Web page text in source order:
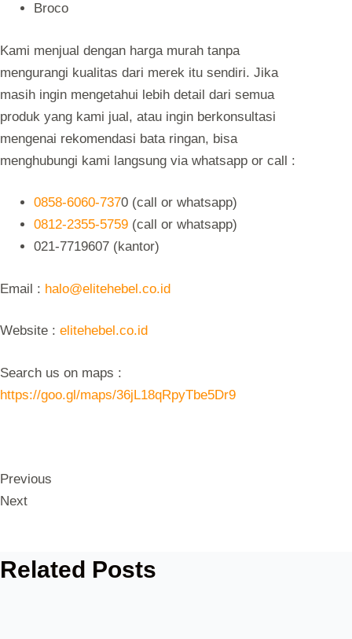
Broco
Kami menjual dengan harga murah tanpa
mengurangi kualitas dari merek itu sendiri. Jika
masih ingin mengetahui lebih detail dari semua
produk yang kami jual, atau ingin berkonsultasi
mengenai rekomendasi bata ringan, bisa
menghubungi kami langsung via whatsapp or call :
0858-6060-7370 (call or whatsapp)
0812-2355-5759(call or whatsapp)
021-7719607 (kantor)
Email : halo@elitehebel.co.id
Website : elitehebel.co.id
Search us on maps :
https://goo.gl/maps/36jL18qRpyTbe5Dr9
Previous
Next
Related Posts